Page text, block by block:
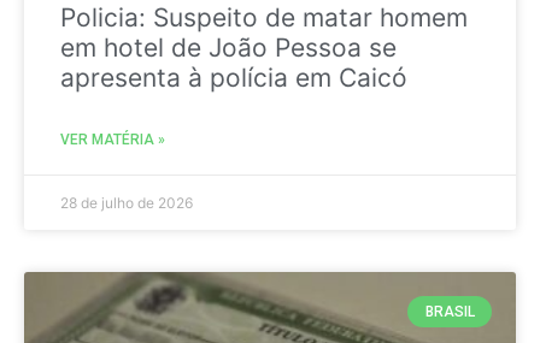
Policia: Suspeito de matar homem
em hotel de João Pessoa se
apresenta à polícia em Caicó
VER MATÉRIA »
28 de julho de 2026
BRASIL